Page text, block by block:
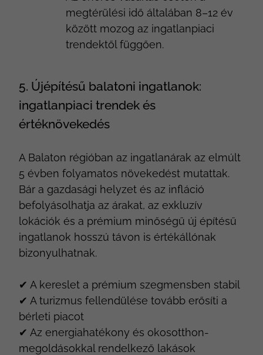
megtérülési idő általában 8–12 év
között mozog az ingatlanpiaci
trendektől függően.
5. Újépítésű balatoni ingatlanok:
ingatlanpiaci trendek és
értéknövekedés
A Balaton régióban az ingatlanárak az elmúlt
5 évben folyamatos növekedést mutattak.
Bár a gazdasági helyzet és az infláció
befolyásolhatja az árakat, az exkluzív
lokációk és a prémium minőségű új építésű
ingatlanok hosszú távon is értékállónak
bizonyulhatnak.
✔ A kereslet a prémium szegmensben stabil
✔ A turizmus fellendülése tovább erősíti a
bérleti piacot
✔ Az energiahatékony és okosotthon-
megoldásokkal rendelkező lakások